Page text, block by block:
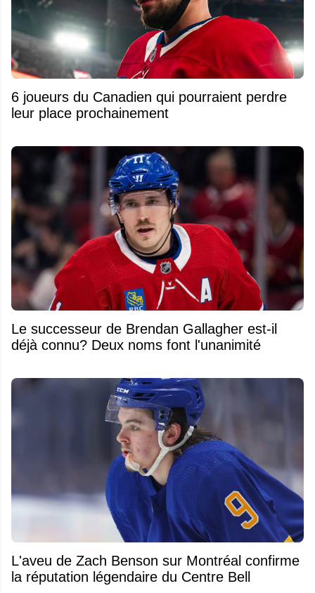
6 joueurs du Canadien qui pourraient perdre
leur place prochainement
Le successeur de Brendan Gallagher est-il
déjà connu? Deux noms font l'unanimité
L'aveu de Zach Benson sur Montréal confirme
la réputation légendaire du Centre Bell